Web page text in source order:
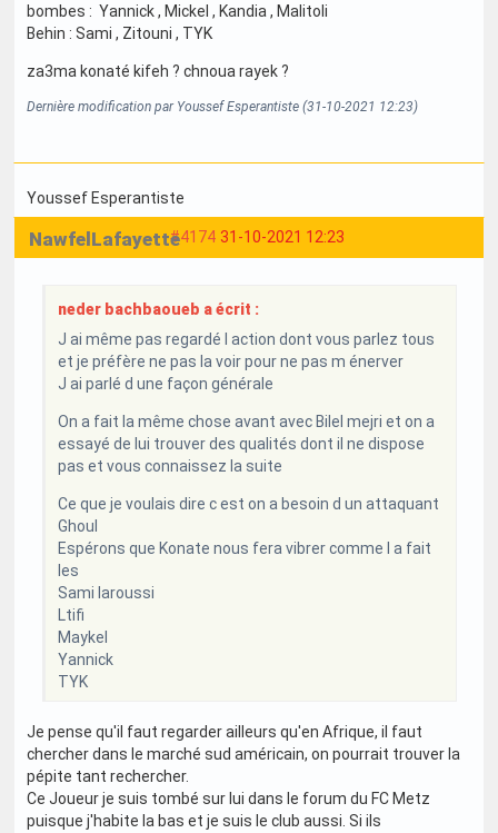
bombes : Yannick , Mickel , Kandia , Malitoli
Behin : Sami , Zitouni , TYK
za3ma konaté kifeh ? chnoua rayek ?
Dernière modification par Youssef Esperantiste (31-10-2021 12:23)
Youssef Esperantiste
#4174 31-10-2021 12:23
NawfelLafayette
neder bachbaoueb a écrit :
J ai même pas regardé l action dont vous parlez tous
et je préfère ne pas la voir pour ne pas m énerver
J ai parlé d une façon générale
On a fait la même chose avant avec Bilel mejri et on a
essayé de lui trouver des qualités dont il ne dispose
pas et vous connaissez la suite
Ce que je voulais dire c est on a besoin d un attaquant
Ghoul
Espérons que Konate nous fera vibrer comme l a fait
les
Sami laroussi
Ltifi
Maykel
Yannick
TYK
Je pense qu'il faut regarder ailleurs qu'en Afrique, il faut
chercher dans le marché sud américain, on pourrait trouver la
pépite tant rechercher.
Ce Joueur je suis tombé sur lui dans le forum du FC Metz
puisque j'habite la bas et je suis le club aussi. Si ils